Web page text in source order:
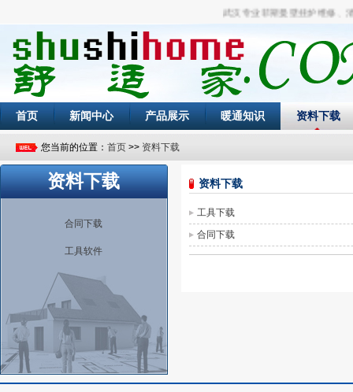
武汉专业菲斯曼壁挂炉维修、清
首页 新闻中心 产品展示 暖通知识 资料下载
您当前的位置： 首页 >> 资料下载
资料下载
合同下载
工具软件
资料下载
工具下载
合同下载